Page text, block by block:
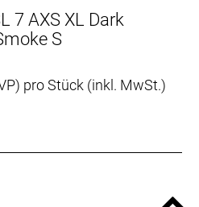
und die perfekt auf
Adventure Bags
Schlaglöcher und
damit du länger
komfortable
7 AXS XL Dark
S
) pro Stück (inkl. MwSt.)